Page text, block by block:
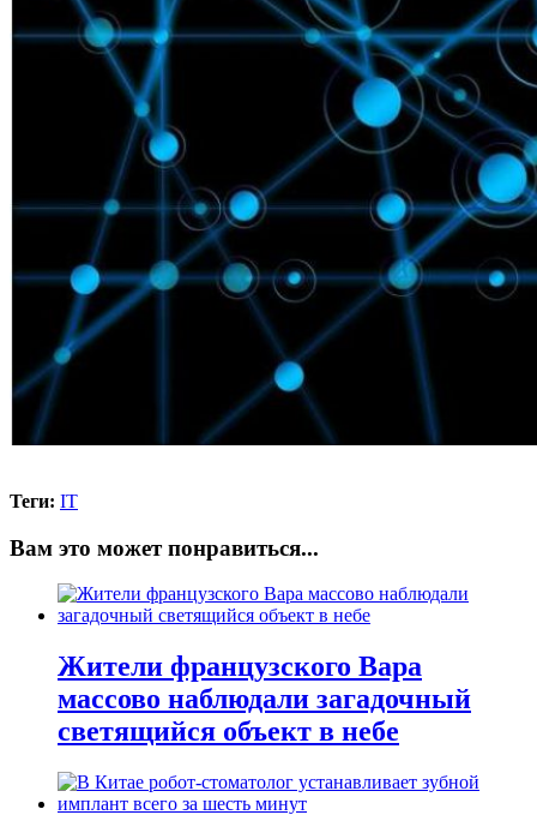
Теги: IT
Вам это может понравиться...
Жители французского Вара
массово наблюдали загадочный
светящийся объект в небе